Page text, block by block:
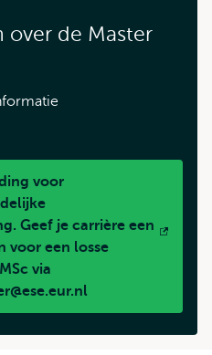
over de Master
voor
Geef je carrière een
voor een losse
via